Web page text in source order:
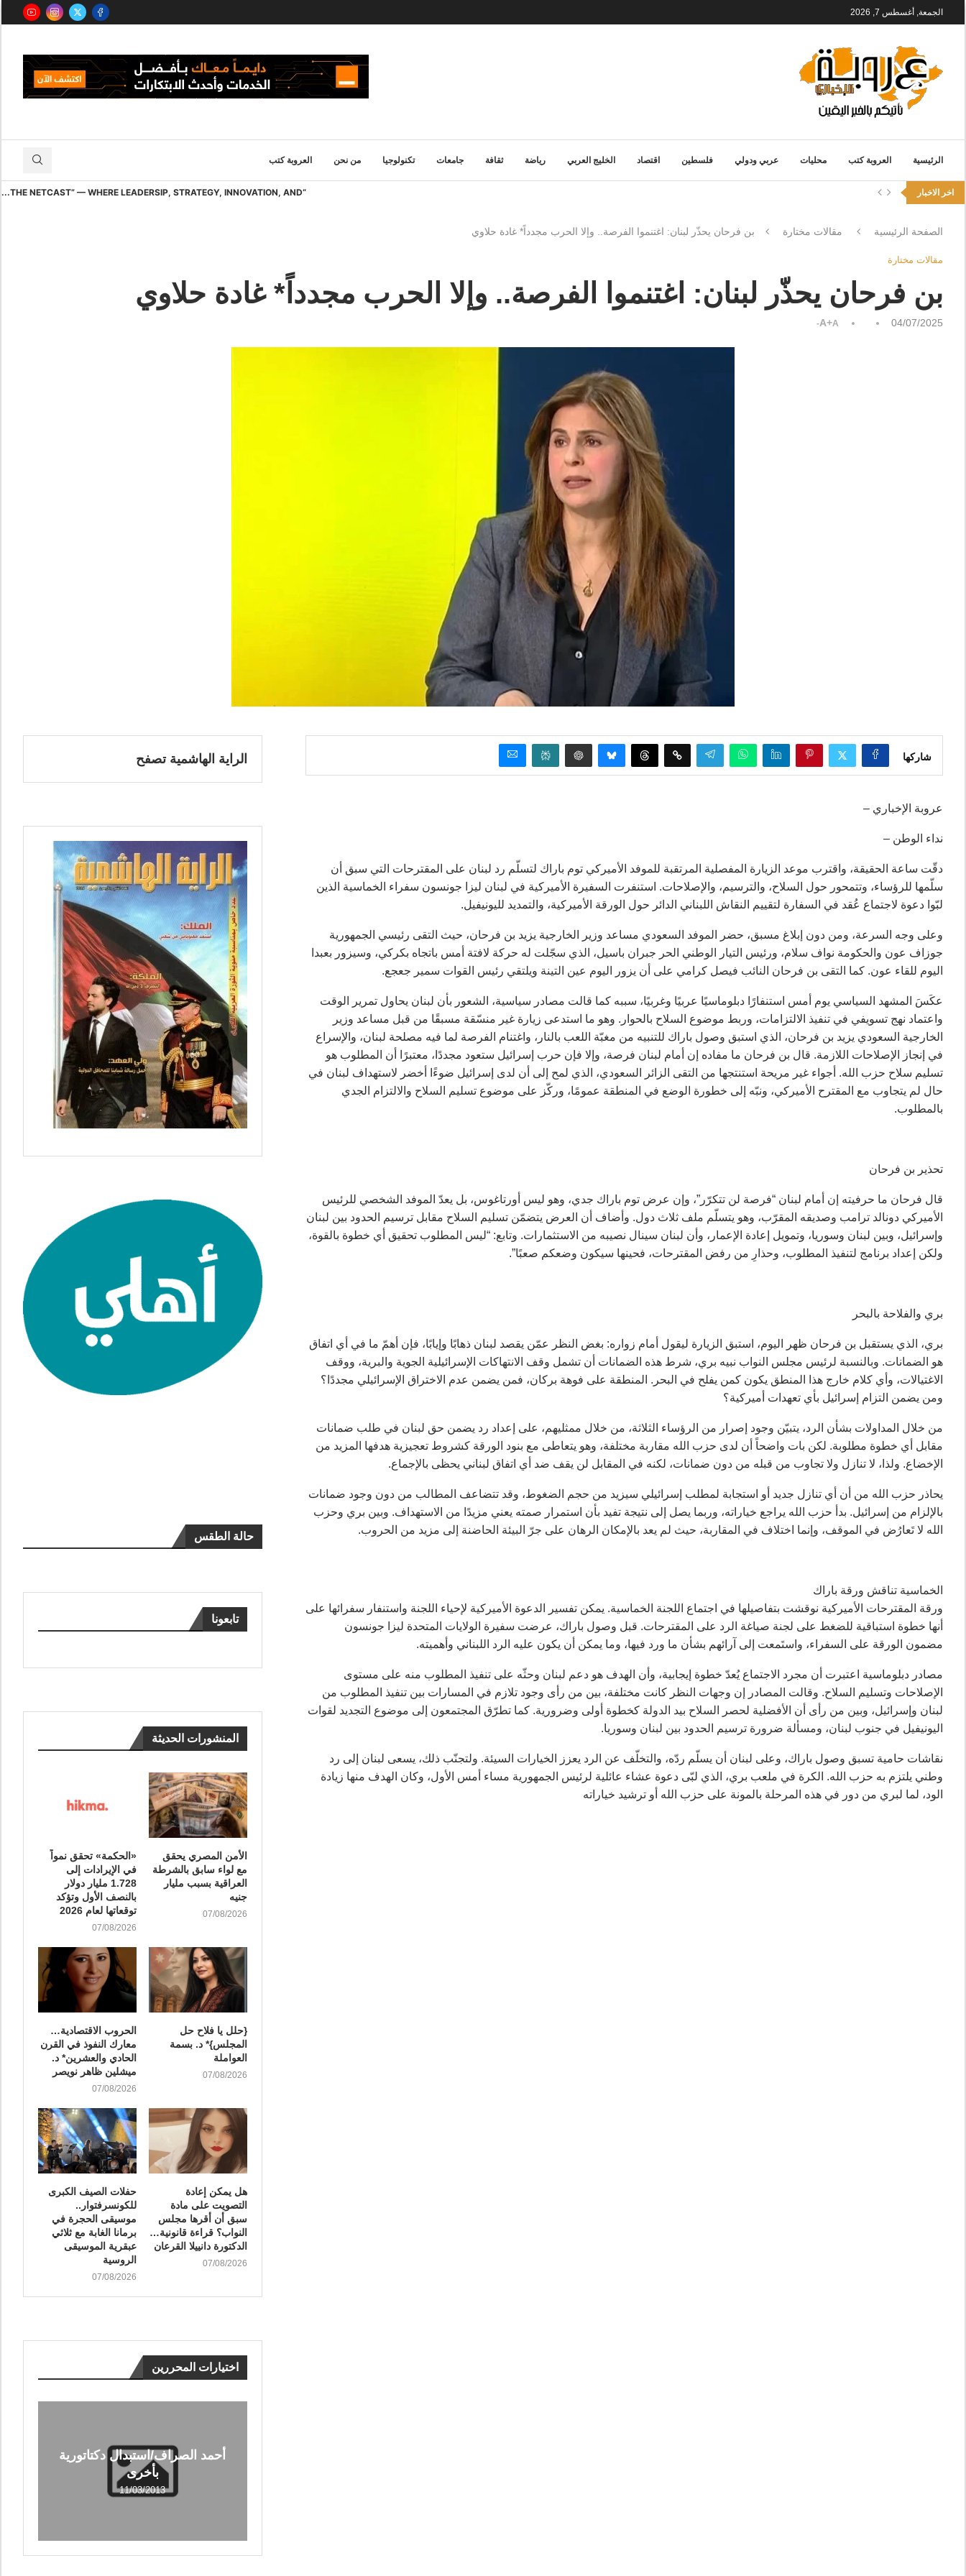
الجمعة, أغسطس 7, 2026
الرئيسية العروبة كتب محليات عربي ودولي فلسطين اقتصاد الخليج العربي رياضة ثقافة جامعات تكنولوجيا من نحن العروبة كتب
اخر الاخبار “THE NETCAST” — WHERE LEADERSIP, STRATEGY, INNOVATION, AND...
الصفحة الرئيسية مقالات مختارة بن فرحان يحذّر لبنان: اغتنموا الفرصة.. وإلا الحرب مجدداً* غادة حلاوي
مقالات مختارة
بن فرحان يحذّر لبنان: اغتنموا الفرصة.. وإلا الحرب مجدداً* غادة حلاوي
04/07/2025
A+A-
شاركها
عروبة الإخباري –
نداء الوطن –
دقّت ساعة الحقيقة، واقترب موعد الزيارة المفصلية المرتقبة للموفد الأميركي توم باراك لتسلّم رد لبنان على المقترحات التي سبق أن
سلّمها للرؤساء، وتتمحور حول السلاح، والترسيم، والإصلاحات. استنفرت السفيرة الأميركية في لبنان ليزا جونسون سفراء الخماسية الذين
لبّوا دعوة لاجتماع عُقد في السفارة لتقييم النقاش اللبناني الدائر حول الورقة الأميركية، والتمديد لليونيفيل.
وعلى وجه السرعة، ومن دون إبلاغ مسبق، حضر الموفد السعودي مساعد وزير الخارجية يزيد بن فرحان، حيث التقى رئيسي الجمهورية
جوزاف عون والحكومة نواف سلام، ورئيس التيار الوطني الحر جبران باسيل، الذي سجّلت له حركة لافتة أمس باتجاه بكركي، وسيزور بعبدا
اليوم للقاء عون. كما التقى بن فرحان النائب فيصل كرامي على أن يزور اليوم عين التينة ويلتقي رئيس القوات سمير جعجع.
عكَسَ المشهد السياسي يوم أمس استنفارًا دبلوماسيًا عربيًا وغربيًا، سببه كما قالت مصادر سياسية، الشعور بأن لبنان يحاول تمرير الوقت
واعتماد نهج تسويفي في تنفيذ الالتزامات، وربط موضوع السلاح بالحوار. وهو ما استدعى زيارة غير منسّقة مسبقًا من قبل مساعد وزير
الخارجية السعودي يزيد بن فرحان، الذي استبق وصول باراك للتنبيه من مغبّة اللعب بالنار، واغتنام الفرصة لما فيه مصلحة لبنان، والإسراع
في إنجاز الإصلاحات اللازمة. قال بن فرحان ما مفاده إن أمام لبنان فرصة، وإلا فإن حرب إسرائيل ستعود مجددًا، معتبرًا أن المطلوب هو
تسليم سلاح حزب الله. أجواء غير مريحة استنتجها من التقى الزائر السعودي، الذي لمح إلى أن لدى إسرائيل ضوءًا أخضر لاستهداف لبنان في
حال لم يتجاوب مع المقترح الأميركي، ونبّه إلى خطورة الوضع في المنطقة عمومًا، وركّز على موضوع تسليم السلاح والالتزام الجدي
بالمطلوب.
تحذير بن فرحان
قال فرحان ما حرفيته إن أمام لبنان “فرصة لن تتكرّر”، وإن عرض توم باراك جدي، وهو ليس أورتاغوس، بل يعدّ الموفد الشخصي للرئيس
الأميركي دونالد ترامب وصديقه المقرّب، وهو يتسلّم ملف ثلاث دول. وأضاف أن العرض يتضمّن تسليم السلاح مقابل ترسيم الحدود بين لبنان
وإسرائيل، وبين لبنان وسوريا، وتمويل إعادة الإعمار، وأن لبنان سينال نصيبه من الاستثمارات. وتابع: “ليس المطلوب تحقيق أي خطوة بالقوة،
ولكن إعداد برنامج لتنفيذ المطلوب، وحذارِ من رفض المقترحات، فحينها سيكون وضعكم صعبًا”.
بري والفلاحة بالبحر
بري، الذي يستقبل بن فرحان ظهر اليوم، استبق الزيارة ليقول أمام زواره: بغض النظر عمّن يقصد لبنان ذهابًا وإيابًا، فإن أهمّ ما في أي اتفاق
هو الضمانات. وبالنسبة لرئيس مجلس النواب نبيه بري، شرط هذه الضمانات أن تشمل وقف الانتهاكات الإسرائيلية الجوية والبرية، ووقف
الاغتيالات، وأي كلام خارج هذا المنطق يكون كمن يفلح في البحر. المنطقة على فوهة بركان، فمن يضمن عدم الاختراق الإسرائيلي مجددًا؟
ومن يضمن التزام إسرائيل بأي تعهدات أميركية؟
من خلال المداولات بشأن الرد، يتبيّن وجود إصرار من الرؤساء الثلاثة، من خلال ممثليهم، على إعداد رد يضمن حق لبنان في طلب ضمانات
مقابل أي خطوة مطلوبة. لكن بات واضحاً أن لدى حزب الله مقاربة مختلفة، وهو يتعاطى مع بنود الورقة كشروط تعجيزية هدفها المزيد من
الإخضاع. ولذا، لا تنازل ولا تجاوب من قبله من دون ضمانات، لكنه في المقابل لن يقف ضد أي اتفاق لبناني يحظى بالإجماع.
يحاذر حزب الله من أن أي تنازل جديد أو استجابة لمطلب إسرائيلي سيزيد من حجم الضغوط، وقد تتضاعف المطالب من دون وجود ضمانات
بالإلزام من إسرائيل. بدأ حزب الله يراجع خياراته، وربما يصل إلى نتيجة تفيد بأن استمرار صمته يعني مزيدًا من الاستهداف. وبين بري وحزب
الله لا تَعارُض في الموقف، وإنما اختلاف في المقاربة، حيث لم يعد بالإمكان الرهان على جرّ البيئة الحاضنة إلى مزيد من الحروب.
الخماسية تناقش ورقة باراك
ورقة المقترحات الأميركية نوقشت بتفاصيلها في اجتماع اللجنة الخماسية. يمكن تفسير الدعوة الأميركية لإحياء اللجنة واستنفار سفرائها على
أنها خطوة استباقية للضغط على لجنة صياغة الرد على المقترحات. قبل وصول باراك، عرضت سفيرة الولايات المتحدة ليزا جونسون
مضمون الورقة على السفراء، واستَمعت إلى آرائهم بشأن ما ورد فيها، وما يمكن أن يكون عليه الرد اللبناني وأهميته.
مصادر دبلوماسية اعتبرت أن مجرد الاجتماع يُعدّ خطوة إيجابية، وأن الهدف هو دعم لبنان وحثّه على تنفيذ المطلوب منه على مستوى
الإصلاحات وتسليم السلاح. وقالت المصادر إن وجهات النظر كانت مختلفة، بين من رأى وجود تلازم في المسارات بين تنفيذ المطلوب من
لبنان وإسرائيل، وبين من رأى أن الأفضلية لحصر السلاح بيد الدولة كخطوة أولى وضرورية. كما تطرّق المجتمعون إلى موضوع التجديد لقوات
اليونيفيل في جنوب لبنان، ومسألة ضرورة ترسيم الحدود بين لبنان وسوريا.
نقاشات حامية تسبق وصول باراك، وعلى لبنان أن يسلّم ردّه، والتخلّف عن الرد يعزز الخيارات السيئة. ولتجنّب ذلك، يسعى لبنان إلى رد
وطني يلتزم به حزب الله. الكرة في ملعب بري، الذي لبّى دعوة عشاء عائلية لرئيس الجمهورية مساء أمس الأول، وكان الهدف منها زيادة
الود، لما لبري من دور في هذه المرحلة بالمونة على حزب الله أو ترشيد خياراته
الراية الهاشمية تصفح
حالة الطقس
تابعونا
المنشورات الحديثة
الأمن المصري يحقق
مع لواء سابق بالشرطة
العراقية بسبب مليار
جنيه
07/08/2026
«الحكمة» تحقق نمواً
في الإيرادات إلى
1.728 مليار دولار
بالنصف الأول وتؤكد
توقعاتها لعام 2026
07/08/2026
{حلل يا فلاح حل
المجلس}* د. بسمة
العواملة
07/08/2026
الحروب الاقتصادية…
معارك النفوذ في القرن
الحادي والعشرين* د.
ميشلين ظاهر نويصر
07/08/2026
هل يمكن إعادة
التصويت على مادة
سبق أن أقرها مجلس
النواب؟ قراءة قانونية…
الدكتورة دانييلا القرعان
07/08/2026
​حفلات الصيف الكبرى
للكونسرفتوار..
موسيقى الحجرة في
برمانا الغابة مع ثلاثي
عبقرية الموسيقى
الروسية
07/08/2026
اختيارات المحررين
أحمد الصراف/استبدال دكتاتورية
بأخرى
11/03/2013